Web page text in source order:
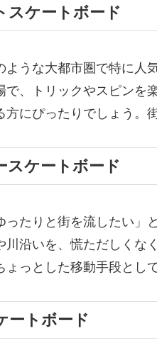
スケートボード
ような大都市圏で特に人
で、トリックやスピンを
方にぴったりでしょう。
スケートボード
ったりと街を流したい
川沿いを、慌ただしくな
ょっとした移動手段とし
ートボード